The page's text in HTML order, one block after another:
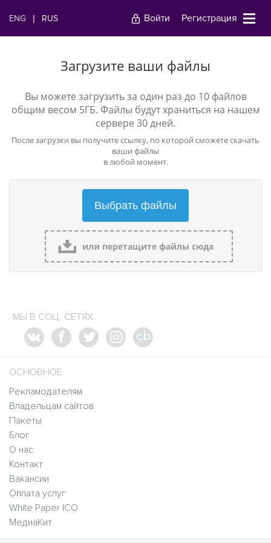
ENG | RUS Войти Регистрация
Загрузите ваши файлы
Вы можете загрузить за один раз до 10 файлов
общим весом 5ГБ. Файлы будут храниться на нашем
сервере 30 дней.
После загрузки вы получите ссылку, по которой сможете скачать
ваши файлы
в любой момент.
Выбрать файлы
или перетащите файлы сюда
МЫ В СОЦ. СЕТЯХ
ОСНОВНОЕ
Рекламодателям
Владельцам сайтов
Пакеты
Блог
О нас
Контакт
Вакансии
Оплата услуг
White Paper ICO
МедиаКит